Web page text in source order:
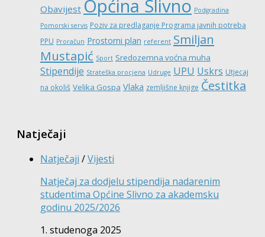
Obavijest Općina Slivno Podgradina
Pomorski servis Poziv za predlaganje Programa javnih potreba
PPU Proračun Prostorni plan referent Smiljan
Mustapić Sport Sredozemna voćna muha
Stipendije Strateška procjena Udruge UPU Uskrs Utjecaj
na okoliš Velika Gospa Vlaka zemljišne knjige Čestitka
Natječaji
Natječaji /Vijesti
Natječaj za dodjelu stipendija nadarenim
studentima Općine Slivno za akademsku
godinu 2025/2026
1. studenoga 2025